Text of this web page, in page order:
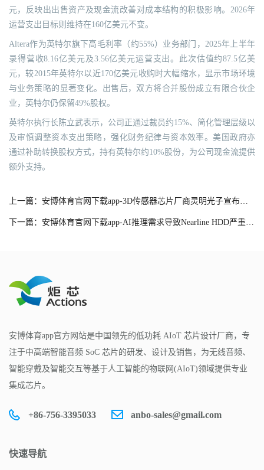
元，反映出出售资产及现金流改善对成本结构的积极影响。2026年
运营支出目标则维持在160亿美元不变。
Altera作为英特尔旗下高毛利率（约55%）业务部门，2025年上半年
录得营收8.16亿美元及3.56亿美元运营支出。此次估值约87.5亿美
元，较2015年英特尔以近170亿美元收购时大幅缩水，显示市场环境
与业务策略的显著变化。出售后，双方将合并股份成立有限合伙企
业，英特尔仍保留49%股权。
英特尔执行长陈立武表示，公司正通过裁员约15%、简化管理层级以
及审慎调整资本支出策略，强化财务纪律与资本效率。美国政府亦
通过补助转换股权方式，持有英特尔约10%股份，为公司现金流提供
额外支持。
上一篇：安博体育官网下载app-3D传感器芯片厂商灵明光子宣布完成C3轮融资
下一篇：安博体育官网下载app-AI推理需求导致Nearline HDD严重缺货，预计2026年QLC SSD出货有望趁势爆发｜TrendForce集邦咨询
安博体育app官方网站是中国领先的低功耗 AIoT 芯片设计厂商，专
注于中高端智能音频 SoC 芯片的研发、设计及销售，为无线音频、
智能穿戴及智能交互等基于人工智能的物联网(AIoT)领域提供专业
集成芯片。
+86-756-3395033 anbo-sales@gmail.com
快速导航